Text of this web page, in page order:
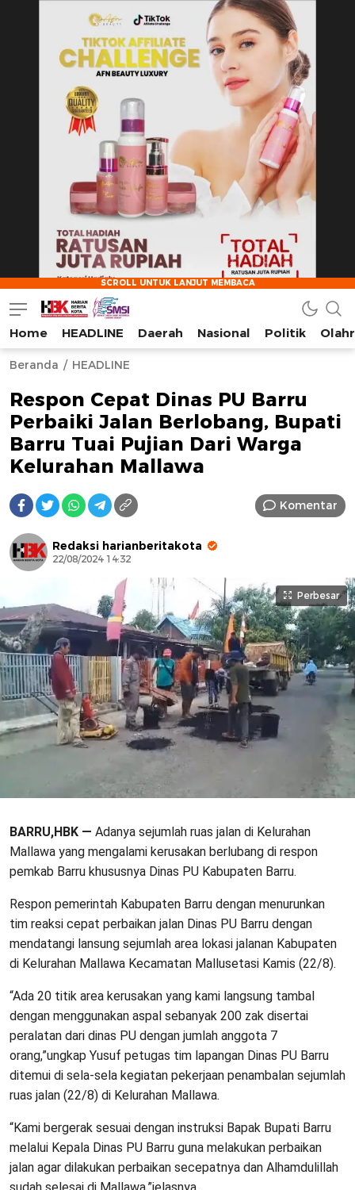
AFN BEAUTY LUXURY
HarianBeritaKota
Mengabarkan Setiap Detil, Sudut, dan Cerita Kota
Home HEADLINE Daerah Nasional Politik
Beranda HEADLINE
Respon Cepat Dinas PU Barru
Perbaiki Jalan Berlobang, Bupati
Barru Tuai Pujian Dari Warga
Kelurahan Mallawa
Komentar
Redaksi harianberitakota
22/08/2024 14:32
Perbesar
BARRU,HBK — Adanya sejumlah ruas jalan di Kelurahan
Mallawa yang mengalami kerusakan berlubang di respon
pemkab Barru khususnya Dinas PU Kabupaten Barru.
Respon pemerintah Kabupaten Barru dengan menurunkan
tim reaksi cepat perbaikan jalan Dinas PU Barru dengan
mendatangi lansung sejumlah area lokasi jalanan Kabupaten
di Kelurahan Mallawa Kecamatan Mallusetasi Kamis (22/8).
“Ada 20 titik area kerusakan yang kami langsung tambal
dengan menggunakan aspal sebanyak 200 zak disertai
peralatan dari dinas PU dengan jumlah anggota 7
orang,”ungkap Yusuf petugas tim lapangan Dinas PU Barru
ditemui di sela-sela kegiatan pekerjaan penambalan sejumlah
ruas jalan (22/8) di Kelurahan Mallawa.
“Kami bergerak sesuai dengan instruksi Bapak Bupati Barru
melalui Kepala Dinas PU Barru guna melakukan perbaikan
jalan agar dilakukan perbaikan secepatnya dan Alhamdulillah